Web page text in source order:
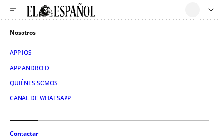
Nosotros
APP IOS
APP ANDROID
QUIÉNES SOMOS
CANAL DE WHATSAPP
Contactar